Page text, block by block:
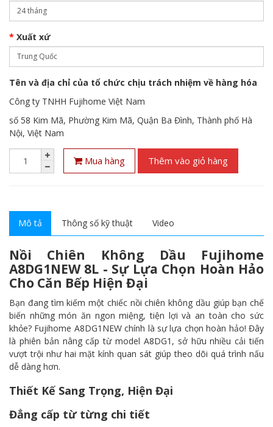
Xuất xứ
Tên và địa chỉ của tổ chức chịu trách nhiệm về hàng hóa
Công ty TNHH Fujihome Việt Nam
số 58 Kim Mã, Phường Kim Mã, Quận Ba Đình, Thành phố Hà
Nội, Việt Nam
Mua hàng Thêm vào giỏ hàng
Mô tả Thông số kỹ thuật Video
Nồi Chiên Không Dầu Fujihome
A8DG1NEW 8L - Sự Lựa Chọn Hoàn Hảo
Cho Căn Bếp Hiện Đại
Bạn đang tìm kiếm một chiếc nồi chiên không dầu giúp bạn chế
biến những món ăn ngon miệng, tiện lợi và an toàn cho sức
khỏe? Fujihome A8DG1NEW chính là sự lựa chọn hoàn hảo! Đây
là phiên bản nâng cấp từ model A8DG1, sở hữu nhiều cải tiến
vượt trội như hai mặt kính quan sát giúp theo dõi quá trình nấu
dễ dàng hơn.
Thiết Kế Sang Trọng, Hiện Đại
Đẳng cấp từ từng chi tiết